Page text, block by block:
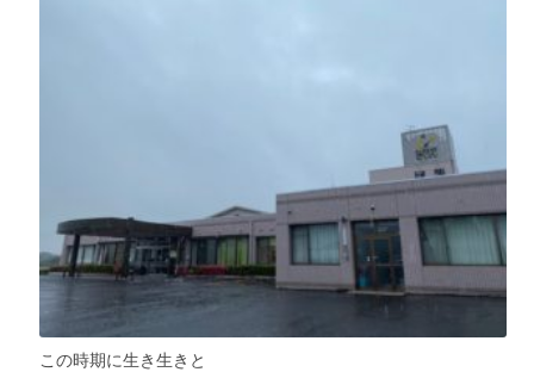
この時期に生き生きと